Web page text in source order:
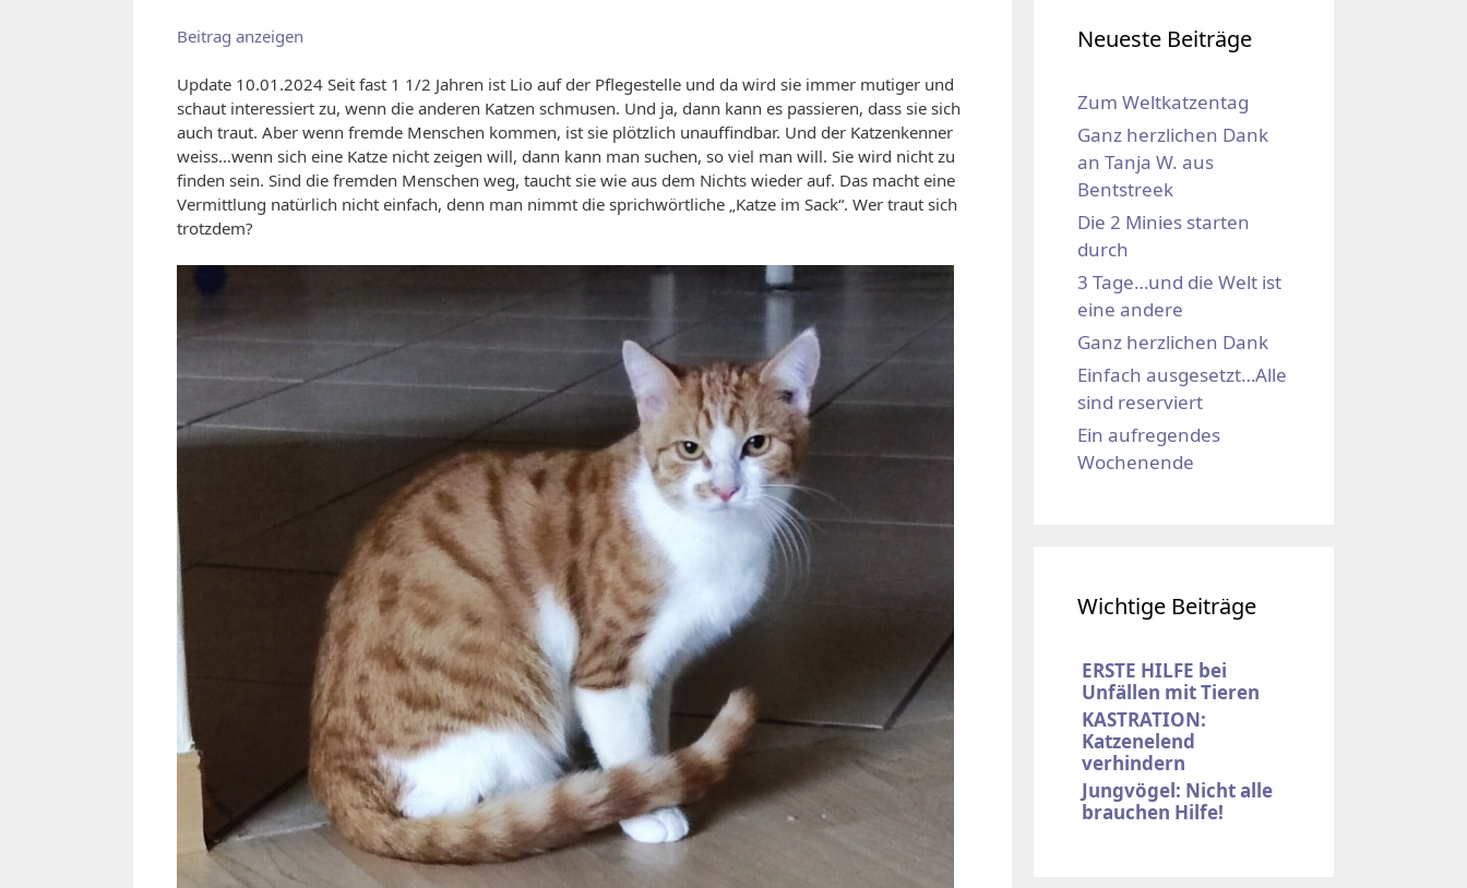
Beitrag anzeigen
Update 10.01.2024 Seit fast 1 1/2 Jahren ist Lio auf der Pflegestelle und da wird sie immer mutiger und
schaut interessiert zu, wenn die anderen Katzen schmusen. Und ja, dann kann es passieren, dass sie sich
auch traut. Aber wenn fremde Menschen kommen, ist sie plötzlich unauffindbar. Und der Katzenkenner
weiss…wenn sich eine Katze nicht zeigen will, dann kann man suchen, so viel man will. Sie wird nicht zu
finden sein. Sind die fremden Menschen weg, taucht sie wie aus dem Nichts wieder auf. Das macht eine
Vermittlung natürlich nicht einfach, denn man nimmt die sprichwörtliche „Katze im Sack“. Wer traut sich
trotzdem?
Neueste Beiträge
Zum Weltkatzentag
Ganz herzlichen Dank
an Tanja W. aus
Bentstreek
Die 2 Minies starten
durch
3 Tage…und die Welt ist
eine andere
Ganz herzlichen Dank
Einfach ausgesetzt…Alle
sind reserviert
Ein aufregendes
Wochenende
Wichtige Beiträge
ERSTE HILFE bei
Unfällen mit Tieren
KASTRATION:
Katzenelend
verhindern
Jungvögel: Nicht alle
brauchen Hilfe!